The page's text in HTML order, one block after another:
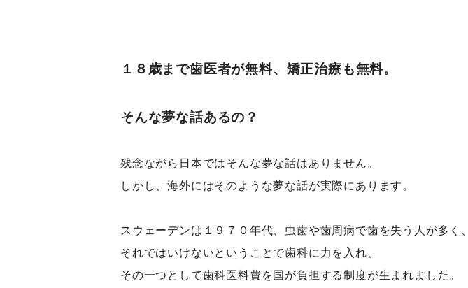
１８歳まで歯医者が無料、矯正治療も無料。
そんな夢な話あるの？
残念ながら日本ではそんな夢な話はありません。
しかし、海外にはそのような夢な話が実際にあります。
スウェーデンは１９７０年代、虫歯や歯周病で歯を失う人が多く、
それではいけないということで歯科に力を入れ、
その一つとして歯科医料費を国が負担する制度が生まれました。